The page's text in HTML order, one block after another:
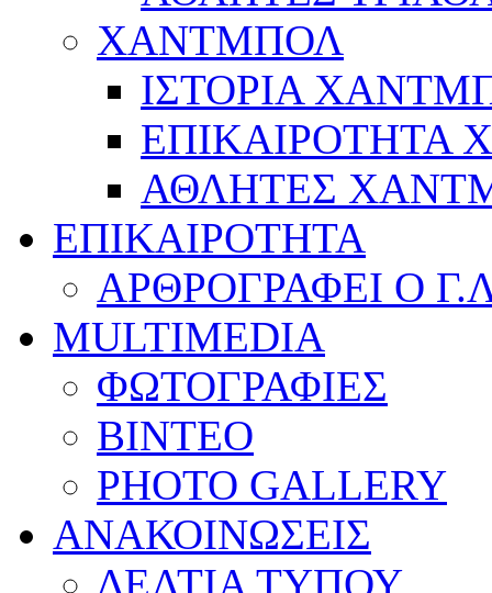
ΧΑΝΤΜΠΟΛ
ΙΣΤΟΡΙΑ
ΕΠΙΚΑΙΡΟΤΗΤΑ
ΑΘΛΗΤΕΣ
ΕΠΙΚΑΙΡΟΤΗΤΑ
ΑΡΘΡΟΓΡΑΦΕΙ Ο
MULTIMEDIA
ΦΩΤΟΓΡΑΦΙΕΣ
ΒΙΝΤΕΟ
PHOTO GALLERY
ΑΝΑΚΟΙΝΩΣΕΙΣ